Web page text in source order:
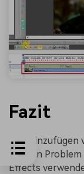
Fazit
Das
Sie kein
Effects